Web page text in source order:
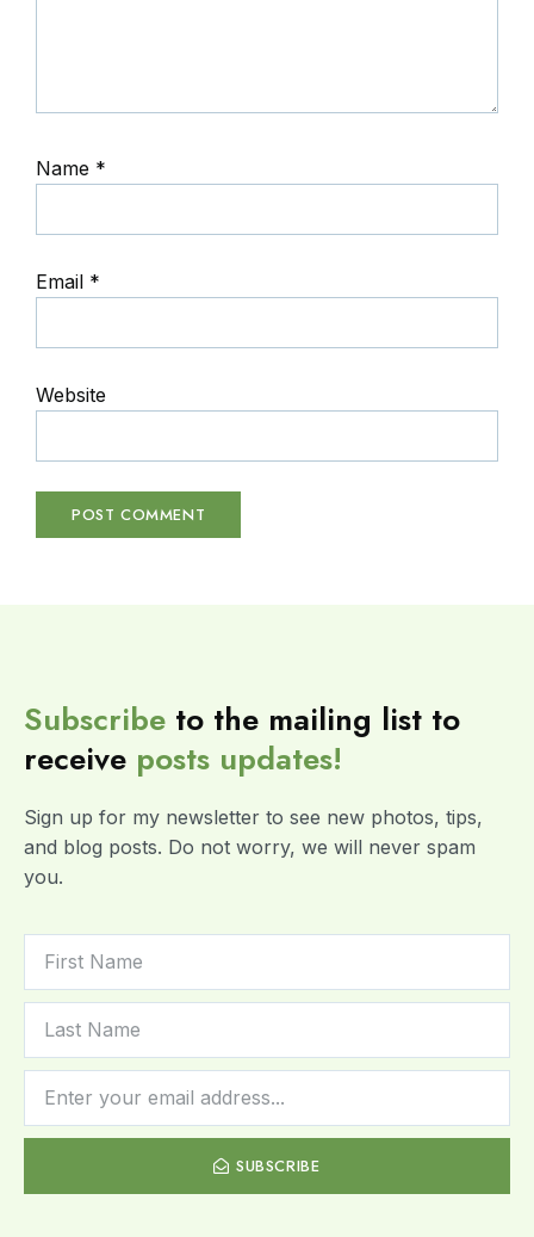
Name *
Email *
Website
Subscribe to the mailing list to
receive posts updates!
Sign up for my newsletter to see new photos, tips,
and blog posts. Do not worry, we will never spam
you.
SUBSCRIBE